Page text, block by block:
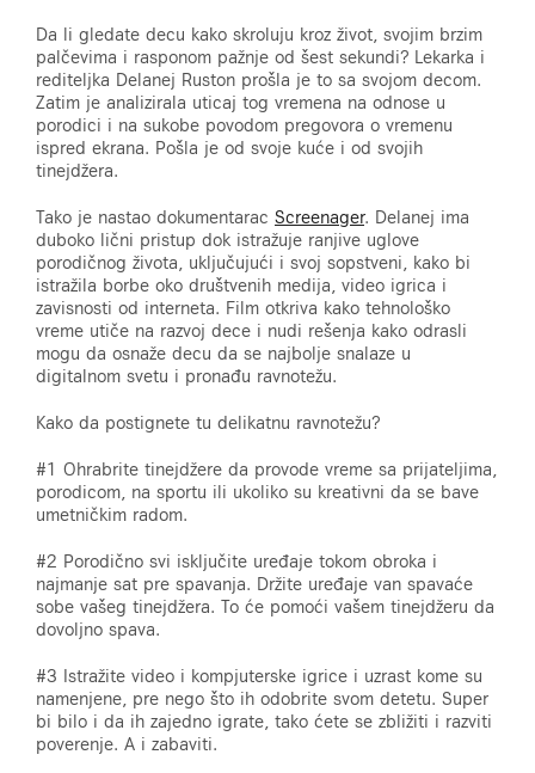
Da li gledate decu kako skroluju kroz život, svojim brzim
palčevima i rasponom pažnje od šest sekundi? Lekarka i
rediteljka Delanej Ruston prošla je to sa svojom decom.
Zatim je analizirala uticaj tog vremena na odnose u
porodici i na sukobe povodom pregovora o vremenu
ispred ekrana. Pošla je od svoje kuće i od svojih
tinejdžera.
Tako je nastao dokumentarac Screenager. Delanej ima
duboko lični pristup dok istražuje ranjive uglove
porodičnog života, uključujući i svoj sopstveni, kako bi
istražila borbe oko društvenih medija, video igrica i
zavisnosti od interneta. Film otkriva kako tehnološko
vreme utiče na razvoj dece i nudi rešenja kako odrasli
mogu da osnaže decu da se najbolje snalaze u
digitalnom svetu i pronađu ravnotežu.
Kako da postignete tu delikatnu ravnotežu?
#1 Ohrabrite tinejdžere da provode vreme sa prijateljima,
porodicom, na sportu ili ukoliko su kreativni da se bave
umetničkim radom.
#2 Porodično svi isključite uređaje tokom obroka i
najmanje sat pre spavanja. Držite uređaje van spavaće
sobe vašeg tinejdžera. To će pomoći vašem tinejdžeru da
dovoljno spava.
#3 Istražite video i kompjuterske igrice i uzrast kome su
namenjene, pre nego što ih odobrite svom detetu. Super
bi bilo i da ih zajedno igrate, tako ćete se zbližiti i razviti
poverenje. A i zabaviti.